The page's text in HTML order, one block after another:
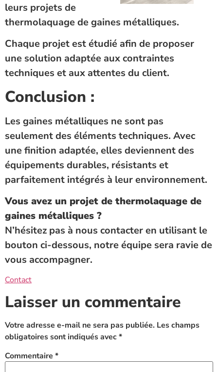
leurs projets de
thermolaquage de gaines métalliques.
Chaque projet est étudié afin de proposer
une solution adaptée aux contraintes
techniques et aux attentes du client.
Conclusion :
Les gaines métalliques ne sont pas
seulement des éléments techniques. Avec
une finition adaptée, elles deviennent des
équipements durables, résistants et
parfaitement intégrés à leur environnement.
Vous avez un projet de thermolaquage de
gaines métalliques ?
N’hésitez pas à nous contacter en utilisant le
bouton ci-dessous, notre équipe sera ravie de
vous accompagner.
Contact
Laisser un commentaire
Votre adresse e-mail ne sera pas publiée. Les champs
obligatoires sont indiqués avec*
Commentaire *